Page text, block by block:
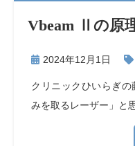
Vbeam Ⅱの原
2024年12月1日
クリニックひいらぎ
みを取るレーザー」と